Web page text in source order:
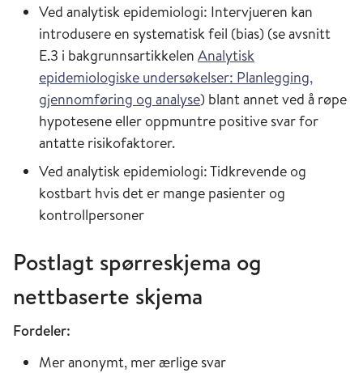
Ved analytisk epidemiologi: Intervjueren kan
introdusere en systematisk feil (bias) (se avsnitt
E.3 i bakgrunnsartikkelen Analytisk
epidemiologiske undersøkelser: Planlegging,
gjennomføring og analyse) blant annet ved å røpe
hypotesene eller oppmuntre positive svar for
antatte risikofaktorer.
Ved analytisk epidemiologi: Tidkrevende og
kostbart hvis det er mange pasienter og
kontrollpersoner
Postlagt spørreskjema og
nettbaserte skjema
Fordeler:
Mer anonymt, mer ærlige svar